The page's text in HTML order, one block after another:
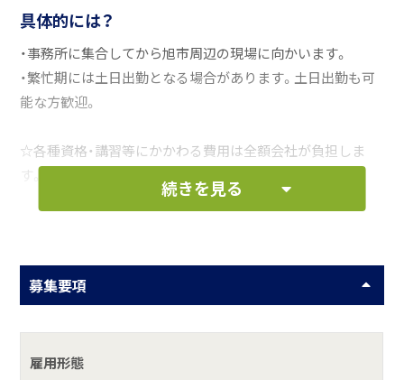
具体的には？
・事務所に集合してから旭市周辺の現場に向かいます。
・繁忙期には土日出勤となる場合があります。土日出勤も可
能な方歓迎。
☆各種資格・講習等にかかわる費用は全額会社が負担しま
す。講習日の日給も通常通り支給します。
現場の管理業務
す。
続きを見る
募集要項
雇用形態